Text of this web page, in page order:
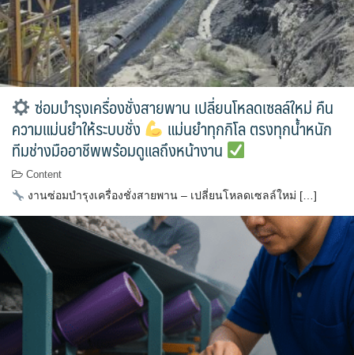
ซ่อมบำรุงเครื่องชั่งสายพาน เปลี่ยนโหลดเซลล์ใหม่ คืน
ความแม่นยำให้ระบบชั่ง แม่นยำทุกกิโล ตรงทุกน้ำหนัก
ทีมช่างมืออาชีพพร้อมดูแลถึงหน้างาน
Content
งานซ่อมบำรุงเครื่องชั่งสายพาน – เปลี่ยนโหลดเซลล์ใหม่ […]